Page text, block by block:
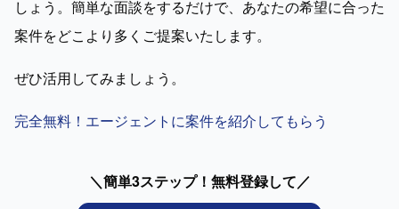
しょう。簡単な面談をするだけで、あなたの希望に合った
案件をどこより多くご提案いたします。
ぜひ活用してみましょう。
完全無料！エージェントに案件を紹介してもらう
＼簡単3ステップ！無料登録して／